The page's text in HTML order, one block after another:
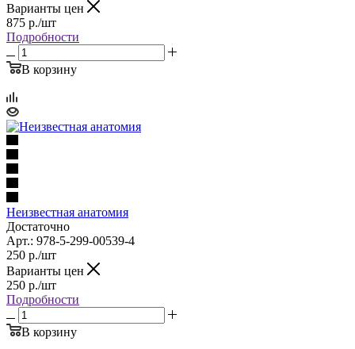
Варианты цен
875 р./шт
Подробности
В корзину
Неизвестная анатомия
Достаточно
Арт.: 978-5-299-00539-4
250 р./шт
Варианты цен
250 р./шт
Подробности
В корзину